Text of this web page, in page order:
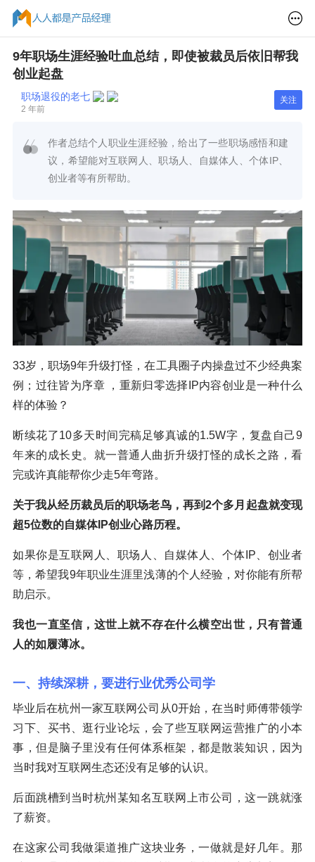
9年职场生涯经验吐血总结，即使被裁员后依旧帮我
创业起盘
职场退役的老七
2 年前
关注
作者总结个人职业生涯经验，给出了一些职场感悟和建
议，希望能对互联网人、职场人、自媒体人、个体IP、
创业者等有所帮助。
33岁，职场9年升级打怪，在工具圈子内操盘过不少经典案
例；过往皆为序章 ，重新归零选择IP内容创业是一种什么
样的体验？
断续花了10多天时间完稿足够真诚的1.5W字，复盘自己9
年来的成长史。就一普通人曲折升级打怪的成长之路，看
完或许真能帮你少走5年弯路。
关于我从经历裁员后的职场老鸟，再到2个多月起盘就变现
超5位数的自媒体IP创业心路历程。
如果你是互联网人、职场人、自媒体人、个体IP、创业者
等，希望我9年职业生涯里浅薄的个人经验，对你能有所帮
助启示。
我也一直坚信，这世上就不存在什么横空出世，只有普通
人的如履薄冰。
一、持续深耕，要进行业优秀公司学
毕业后在杭州一家互联网公司从0开始，在当时师傅带领学
习下、买书、逛行业论坛，会了些互联网运营推广的小本
事，但是脑子里没有任何体系框架，都是散装知识，因为
当时我对互联网生态还没有足够的认识。
后面跳槽到当时杭州某知名互联网上市公司，这一跳就涨
了薪资。
在这家公司我做渠道推广这块业务，一做就是好几年。那